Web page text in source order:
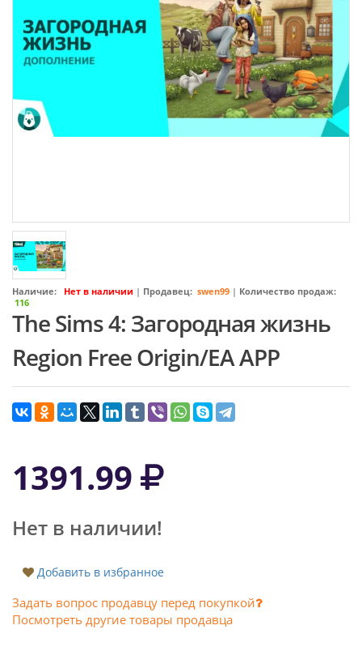
Наличие: Нет в наличии | Продавец: swen99 | Количество продаж:
116
The Sims 4: Загородная жизнь
Region Free Origin/EA APP
1391.99
Нет в наличии!
Добавить в избранное
Задать вопрос продавцу перед покупкой
Посмотреть другие товары продавца